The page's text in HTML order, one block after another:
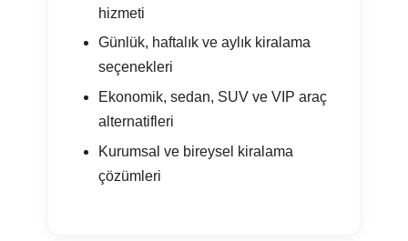
hizmeti
Günlük, haftalık ve aylık kiralama
seçenekleri
Ekonomik, sedan, SUV ve VIP araç
alternatifleri
Kurumsal ve bireysel kiralama
çözümleri